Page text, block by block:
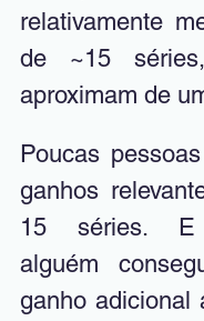
relativamente
de ~15
aproximam de
Poucas
ganhos
15 séries. E
alguém
ganho adicional